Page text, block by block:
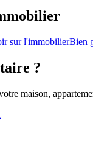
sur l'immobilierBien
?
maison,